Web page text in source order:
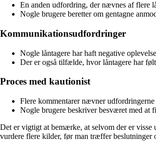
En anden udfordring, der nævnes af flere
Nogle brugere beretter om gentagne
Kommunikationsudfordringer
Nogle låntagere har haft negative
Der er også tilfælde, hvor låntagere har
Proces med kautionist
Flere kommentarer nævner
Nogle brugere beskriver besværet med at
Det er vigtigt at bemærke, at selvom der er
vurdere flere kilder, før man træffer beslutninger